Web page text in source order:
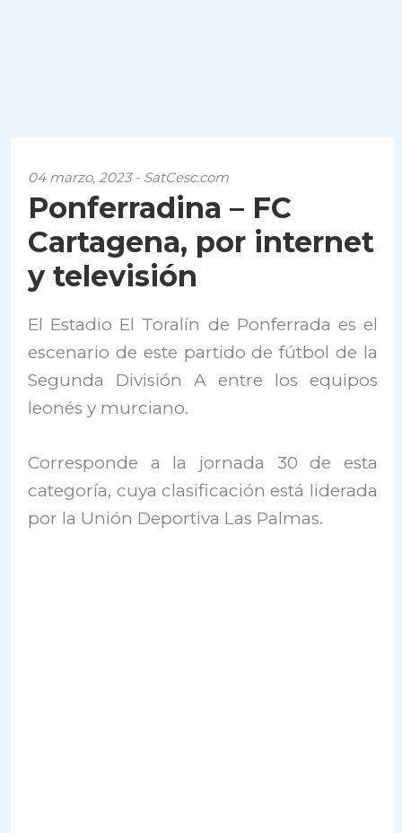
04 marzo, 2023 - SatCesc.com
Ponferradina – FC
Cartagena, por internet
y televisión
El Estadio El Toralín de Ponferrada es el
escenario de este partido de fútbol de la
Segunda División A entre los equipos
leonés y murciano.
Corresponde a la jornada 30 de esta
categoría, cuya clasificación está liderada
por la Unión Deportiva Las Palmas.